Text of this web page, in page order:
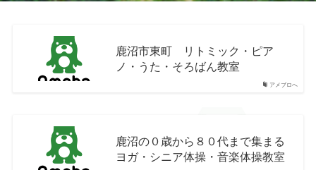
アメブロへ
鹿沼市東町 リトミック・ピア
ノ・うた・そろばん教室
鹿沼の０歳から８０代まで集まる
ヨガ・シニア体操・音楽体操教室